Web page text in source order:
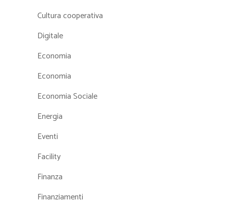
Cultura cooperativa
Digitale
Economia
Economia
Economia Sociale
Energia
Eventi
Facility
Finanza
Finanziamenti